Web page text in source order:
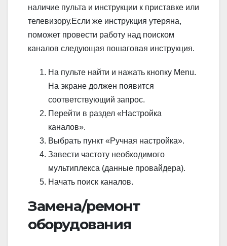
наличие пульта и инструкции к приставке или
телевизору.Если же инструкция утеряна,
поможет провести работу над поиском
каналов следующая пошаговая инструкция.
На пульте найти и нажать кнопку Menu.
На экране должен появится
соответствующий запрос.
Перейти в раздел «Настройка
каналов».
Выбрать пункт «Ручная настройка».
Завести частоту необходимого
мультиплекса (данные провайдера).
Начать поиск каналов.
Замена/ремонт
оборудования